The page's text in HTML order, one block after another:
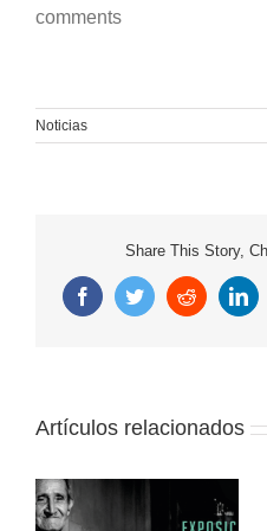
comments
Noticias
Share This Story,
FacebookTwitterReddit
Artículos relacionados
Iván Lanegra: “Nuestro